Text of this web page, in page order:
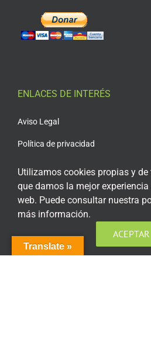
ENLACES DE INTERÉS
Aviso Legal
Política de privacidad
Política de cookies
Condiciones generales de
Acceso plataforma de teleformación
Translate »
Utilizamos cookies propias y
que damos la mejor
web. Puede consultar nuestra
más información.
ACEPTAR